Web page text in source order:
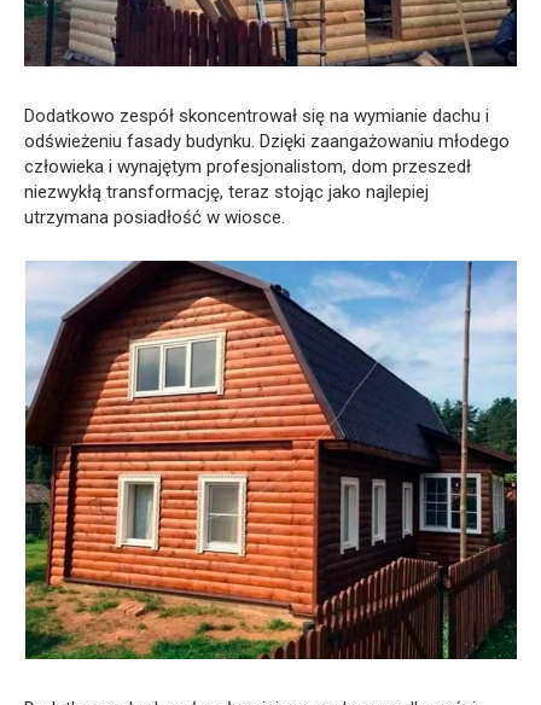
Dodatkowo zespół skoncentrował się na wymianie dachu i
odświeżeniu fasady budynku. Dzięki zaangażowaniu młodego
człowieka i wynajętym profesjonalistom, dom przeszedł
niezwykłą transformację, teraz stojąc jako najlepiej
utrzymana posiadłość w wiosce.